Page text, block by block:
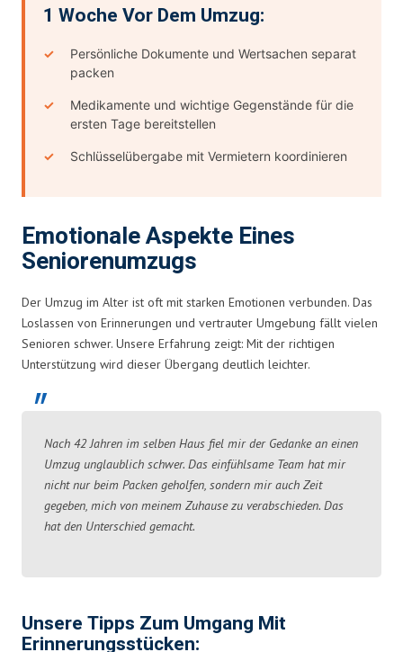
1 Woche Vor Dem Umzug:
Persönliche Dokumente und Wertsachen separat
packen
Medikamente und wichtige Gegenstände für die
ersten Tage bereitstellen
Schlüsselübergabe mit Vermietern koordinieren
Emotionale Aspekte Eines
Seniorenumzugs
Der Umzug im Alter ist oft mit starken Emotionen verbunden. Das
Loslassen von Erinnerungen und vertrauter Umgebung fällt vielen
Senioren schwer. Unsere Erfahrung zeigt: Mit der richtigen
Unterstützung wird dieser Übergang deutlich leichter.
Nach 42 Jahren im selben Haus fiel mir der Gedanke an einen
Umzug unglaublich schwer. Das einfühlsame Team hat mir
nicht nur beim Packen geholfen, sondern mir auch Zeit
gegeben, mich von meinem Zuhause zu verabschieden. Das
hat den Unterschied gemacht.
Unsere Tipps Zum Umgang Mit
Erinnerungsstücken: